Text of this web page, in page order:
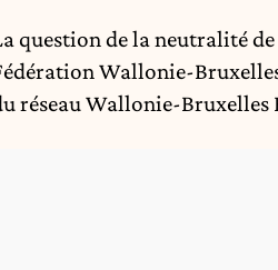
question de la neutralité
Wallonie-
réseau Wallonie-Bruxelles